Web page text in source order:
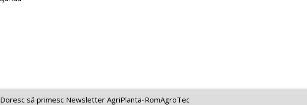
Doresc să primesc Newsletter AgriPlanta-RomAgroTec